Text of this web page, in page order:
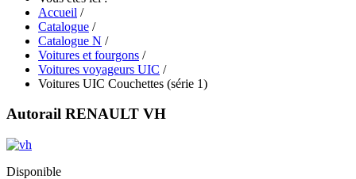
Accueil /
Catalogue /
Catalogue N /
Voitures et fourgons /
Voitures voyageurs UIC /
Voitures UIC Couchettes (série 1)
Autorail RENAULT VH
Disponible